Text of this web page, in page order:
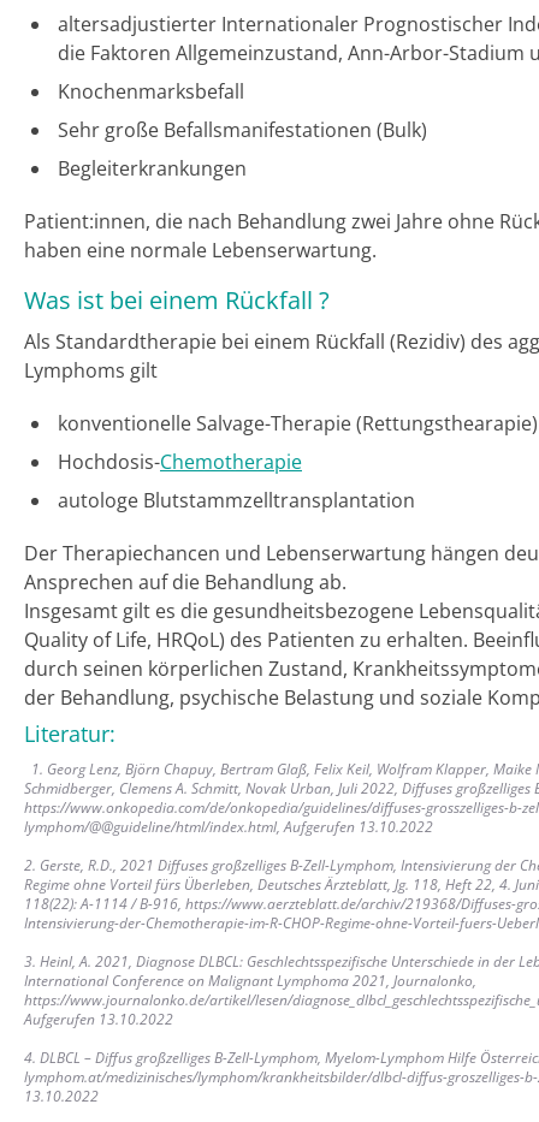
altersadjustierter Internationaler Prognostischer
die Faktoren Allgemeinzustand, Ann-Arbor-Stadium
Knochenmarksbefall
Sehr große Befallsmanifestationen (Bulk)
Begleiterkrankungen
Patient:innen, die nach Behandlung zwei Jahre ohne
haben eine normale Lebenserwartung.
Was ist bei einem Rückfall ?
Als Standardtherapie bei einem Rückfall (Rezidiv) des
Lymphoms gilt
konventionelle Salvage-Therapie (Rettungsthearapie)
Hochdosis-Chemotherapie
autologe Blutstammzelltransplantation
Der Therapiechancen und Lebenserwartung hängen
Ansprechen auf die Behandlung ab.
Insgesamt gilt es die gesundheitsbezogene
Quality of Life, HRQoL) des Patienten zu erhalten.
durch seinen körperlichen Zustand,
der Behandlung, psychische Belastung und soziale
Literatur:
1. Georg Lenz, Björn Chapuy, Bertram Glaß, Felix Keil, Wolfram Klapper, Maike
Schmidberger, Clemens A. Schmitt, Novak Urban, Juli 2022, Diffuses großzelliges
https://www.onkopedia.com/de/onkopedia/guidelines/diffuses-grosszelliges-b-
lymphom/@@guideline/html/index.html, Aufgerufen 13.10.2022
2. Gerste, R.D., 2021 Diffuses großzelliges B-Zell-Lymphom, Intensivierung der
Regime ohne Vorteil fürs Überleben, Deutsches Ärzteblatt, Jg. 118, Heft 22, 4.
118(22): A-1114 / B-916, https://www.aerzteblatt.de/archiv/219368/Diffuses-
Intensivierung-der-Chemotherapie-im-R-CHOP-Regime-ohne-Vorteil-fuers-
3. Heinl, A. 2021, Diagnose DLBCL: Geschlechtsspezifische Unterschiede in der
International Conference on Malignant Lymphoma 2021, Journalonko,
https://www.journalonko.de/artikel/lesen/
Aufgerufen 13.10.2022
4. DLBCL – Diffus großzelliges B-Zell-Lymphom, Myelom-Lymphom Hilfe
lymphom.at/medizinisches/lymphom/krankheitsbilder/dlbcl-diffus-groszelliges-
13.10.2022